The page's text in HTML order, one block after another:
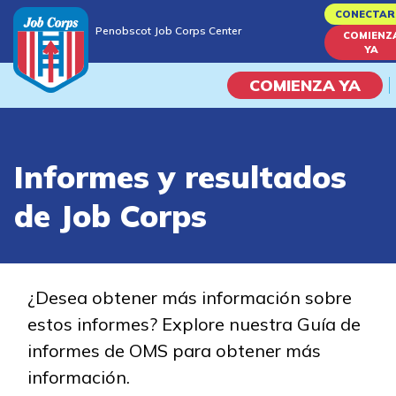
to
content
Penobscot Job Corps Center
YA
COMIENZA YA
Vida En El Campus
Habilidades académicas
Estudiar
Programas de
Informes y resultados
de Job Corps
¿Desea obtener más información sobre
estos informes? Explore nuestra Guía de
informes de OMS para obtener más
información.